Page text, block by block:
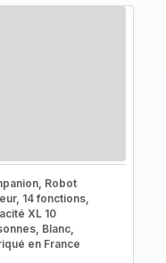
Robot
14 fonctions,
XL 10
Blanc,
en France